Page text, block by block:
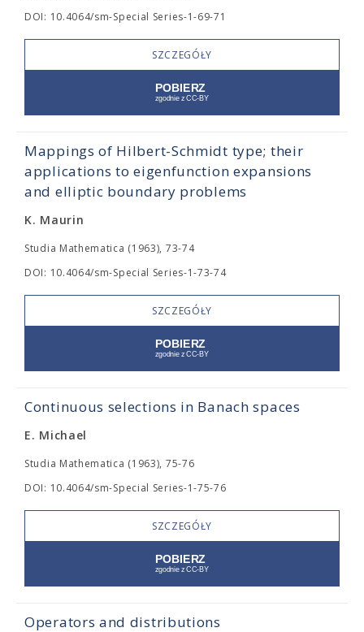
DOI: 10.4064/sm-Special Series-1-69-71
SZCZEGÓŁY
Mappings of Hilbert-Schmidt type; their
applications to eigenfunction expansions
and elliptic boundary problems
K. Maurin
Studia Mathematica (1963), 73-74
DOI: 10.4064/sm-Special Series-1-73-74
SZCZEGÓŁY
Continuous selections in Banach spaces
E. Michael
Studia Mathematica (1963), 75-76
DOI: 10.4064/sm-Special Series-1-75-76
SZCZEGÓŁY
Operators and distributions